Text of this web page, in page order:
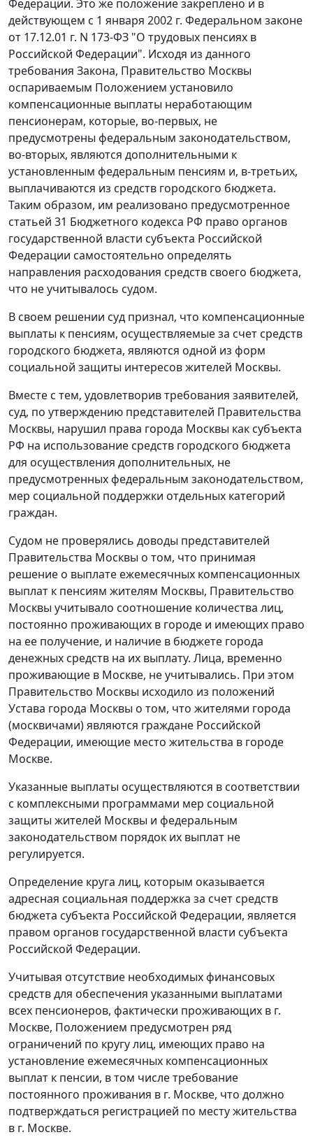
Федерации. Это же положение закреплено и в
действующем с 1 января 2002 г. Федеральном законе
от 17.12.01 г. N 173-ФЗ "О трудовых пенсиях в
Российской Федерации". Исходя из данного
требования Закона, Правительство Москвы
оспариваемым Положением установило
компенсационные выплаты неработающим
пенсионерам, которые, во-первых, не
предусмотрены федеральным законодательством,
во-вторых, являются дополнительными к
установленным федеральным пенсиям и, в-третьих,
выплачиваются из средств городского бюджета.
Таким образом, им реализовано предусмотренное
статьей 31 Бюджетного кодекса РФ право органов
государственной власти субъекта Российской
Федерации самостоятельно определять
направления расходования средств своего бюджета,
что не учитывалось судом.
В своем решении суд признал, что компенсационные
выплаты к пенсиям, осуществляемые за счет средств
городского бюджета, являются одной из форм
социальной защиты интересов жителей Москвы.
Вместе с тем, удовлетворив требования заявителей,
суд, по утверждению представителей Правительства
Москвы, нарушил права города Москвы как субъекта
РФ на использование средств городского бюджета
для осуществления дополнительных, не
предусмотренных федеральным законодательством,
мер социальной поддержки отдельных категорий
граждан.
Судом не проверялись доводы представителей
Правительства Москвы о том, что принимая
решение о выплате ежемесячных компенсационных
выплат к пенсиям жителям Москвы, Правительство
Москвы учитывало соотношение количества лиц,
постоянно проживающих в городе и имеющих право
на ее получение, и наличие в бюджете города
денежных средств на их выплату. Лица, временно
проживающие в Москве, не учитывались. При этом
Правительство Москвы исходило из положений
Устава города Москвы о том, что жителями города
(москвичами) являются граждане Российской
Федерации, имеющие место жительства в городе
Москве.
Указанные выплаты осуществляются в соответствии
с комплексными программами мер социальной
защиты жителей Москвы и федеральным
законодательством порядок их выплат не
регулируется.
Определение круга лиц, которым оказывается
адресная социальная поддержка за счет средств
бюджета субъекта Российской Федерации, является
правом органов государственной власти субъекта
Российской Федерации.
Учитывая отсутствие необходимых финансовых
средств для обеспечения указанными выплатами
всех пенсионеров, фактически проживающих в г.
Москве, Положением предусмотрен ряд
ограничений по кругу лиц, имеющих право на
установление ежемесячных компенсационных
выплат к пенсии, в том числе требование
постоянного проживания в г. Москве, что должно
подтверждаться регистрацией по месту жительства
в г. Москве.